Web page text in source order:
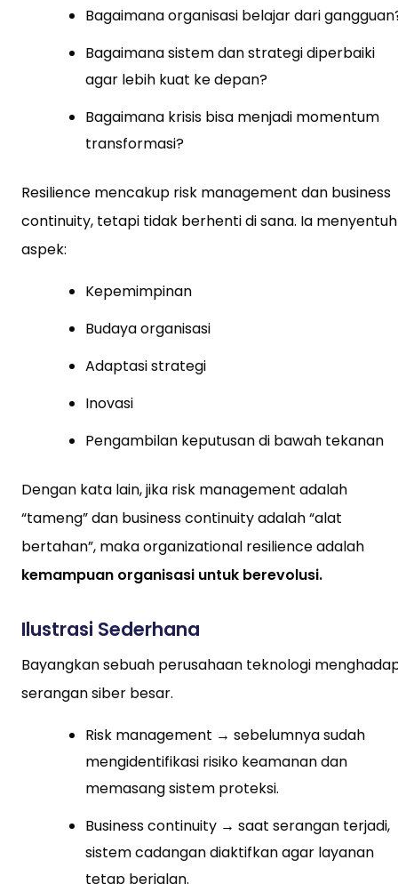
Bagaimana organisasi belajar dari
Bagaimana sistem dan strategi diperbaiki
agar lebih kuat ke depan?
Bagaimana krisis bisa menjadi momentum
transformasi?
Resilience mencakup risk management dan business
continuity, tetapi tidak berhenti di sana. Ia menyentuh
aspek:
Kepemimpinan
Budaya organisasi
Adaptasi strategi
Inovasi
Pengambilan keputusan di bawah tekanan
Dengan kata lain, jika risk management adalah
“tameng” dan business continuity adalah “alat
bertahan”, maka organizational resilience adalah
kemampuan organisasi untuk berevolusi.
Ilustrasi Sederhana
Bayangkan sebuah perusahaan teknologi
serangan siber besar.
Risk management → sebelumnya sudah
mengidentifikasi risiko keamanan dan
memasang sistem proteksi.
Business continuity → saat serangan terjadi,
sistem cadangan diaktifkan agar layanan
tetap berjalan.